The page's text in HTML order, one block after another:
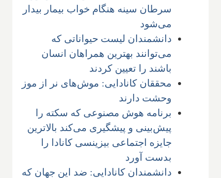
سرطان سینه هنگام خواب بیمار بیدار
می‌شود
دانشمندان لیست حیواناتی که
می‌توانند بهترین همراهان انسان
باشند را تعیین کردند
محققان کانادایی: موش‌های نر از موز
وحشت دارند
برنامه هوش مصنوعی که سکته را
پیش‌بینی و پیشگیری می‌کند بالاترین
جایزه اجتماعی بیزینسی کانادا را
بدست آورد
دانشمندان کانادایی: ضد این جهان که